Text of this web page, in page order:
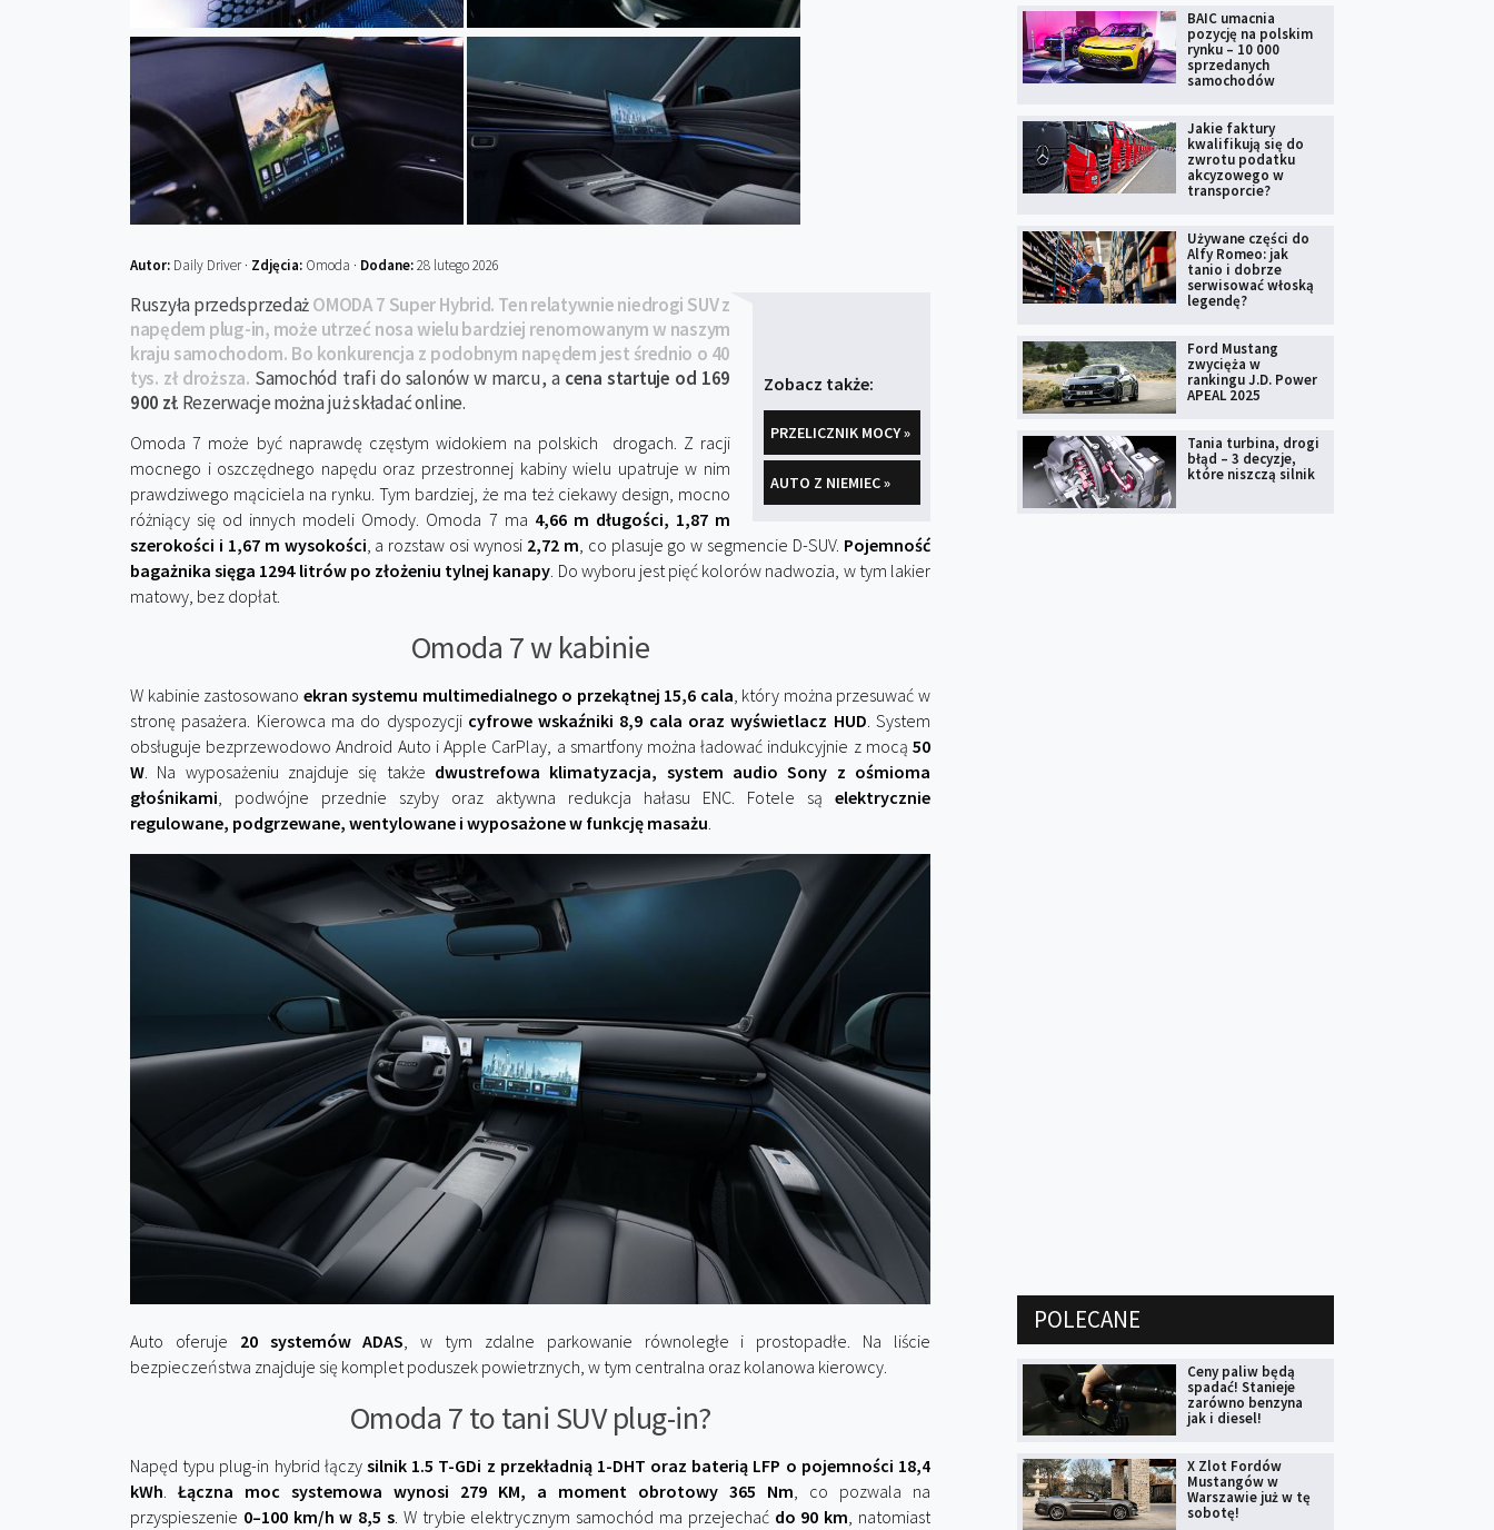
Autor: Daily Driver · Zdjęcia: Omoda · Dodane:28 lutego 2026
Zobacz także:
PRZELICZNIK MOCY »
AUTO Z NIEMIEC »
Ruszyła przedsprzedażOMODA 7 Super Hybrid. Ten relatywnie niedrogi SUV z
napędem plug-in, może utrzeć nosa wielu bardziej renomowanym w naszym
kraju samochodom. Bo konkurencja z podobnym napędem jest średnio o 40
tys. zł droższa. Samochód trafi do salonów w marcu, a cena startuje od 169
900 zł. Rezerwacje można już składać online.
Omoda 7 może być naprawdę częstym widokiem na polskich drogach. Z racji
mocnego i oszczędnego napędu oraz przestronnej kabiny wielu upatruje w nim
prawdziwego mąciciela na rynku. Tym bardziej, że ma też ciekawy design, mocno
różniący się od innych modeli Omody. Omoda 7 ma 4,66 m długości, 1,87 m
szerokości i 1,67 m wysokości, a rozstaw osi wynosi 2,72 m, co plasuje go w segmencie D-SUV. Pojemność
bagażnika sięga 1294 litrów po złożeniu tylnej kanapy. Do wyboru jest pięć kolorów nadwozia, w tym lakier
matowy, bez dopłat.
Omoda 7 w kabinie
W kabinie zastosowano ekran systemu multimedialnego o przekątnej 15,6 cala, który można przesuwać w
stronę pasażera. Kierowca ma do dyspozycji cyfrowe wskaźniki 8,9 cala oraz wyświetlacz HUD. System
obsługuje bezprzewodowo Android Auto i Apple CarPlay, a smartfony można ładować indukcyjnie z mocą 50
W. Na wyposażeniu znajduje się także dwustrefowa klimatyzacja, system audio Sony z ośmioma
głośnikami, podwójne przednie szyby oraz aktywna redukcja hałasu ENC. Fotele są elektrycznie
regulowane, podgrzewane, wentylowane i wyposażone w funkcję masażu.
Auto oferuje 20 systemów ADAS, w tym zdalne parkowanie równoległe i prostopadłe. Na liście
bezpieczeństwa znajduje się komplet poduszek powietrznych, w tym centralna oraz kolanowa kierowcy.
Omoda 7 to tani SUV plug-in?
Napęd typu plug-in hybrid łączy silnik 1.5 T-GDi z przekładnią 1-DHT oraz baterią LFP o pojemności 18,4
kWh. Łączna moc systemowa wynosi 279 KM, a moment obrotowy 365 Nm, co pozwala na
przyspieszenie 0–100 km/h w 8,5 s. W trybie elektrycznym samochód ma przejechać do 90 km, natomiast
BAIC umacnia
pozycję na polskim
rynku – 10 000
sprzedanych
samochodów
Jakie faktury
kwalifikują się do
zwrotu podatku
akcyzowego w
transporcie?
Używane części do
Alfy Romeo: jak
tanio i dobrze
serwisować włoską
legendę?
Ford Mustang
zwycięża w
rankingu J.D. Power
APEAL 2025
Tania turbina, drogi
błąd – 3 decyzje,
które niszczą silnik
POLECANE
Ceny paliw będą
spadać! Stanieje
zarówno benzyna
jak i diesel!
X Zlot Fordów
Mustangów w
Warszawie już w tę
sobotę!